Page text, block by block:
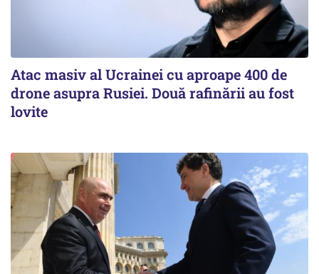
Atac masiv al Ucrainei cu aproape 400 de
drone asupra Rusiei. Două rafinării au fost
lovite